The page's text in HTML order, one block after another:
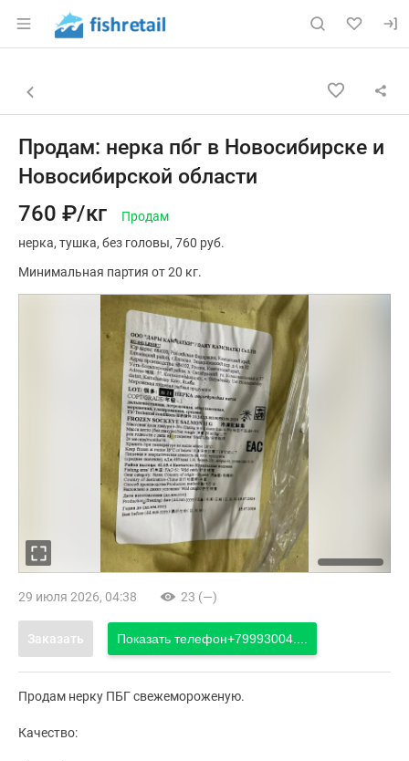
Раздел навигации по сайту fishretail.ru
Объявление: Продам: нерка
Навигация и управление объявлением
Назад к списку объявлений
Продам: нерка пбг в Новосибирске и
Новосибирской области
760 ₽/кг
Продам
нерка тушка без головы 760 руб.
Минимальная партия от 20 кг.
29 июля 2026, 04:38 23 (—)
Заказать Показать телефон+79993004....
Продам нерку ПБГ свежемороженую.
Качество: